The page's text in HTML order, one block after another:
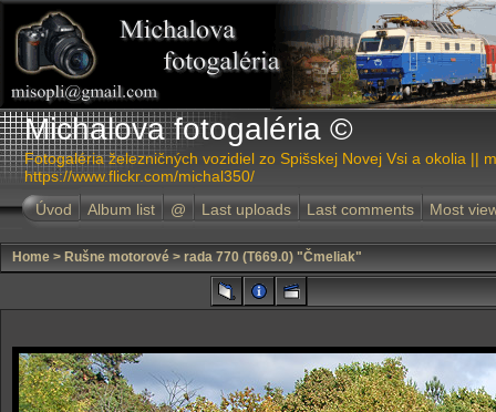
Michalova fotogaléria ©
Fotogaléria železničných vozidiel zo Spišskej Novej Vsi a okolia ||
https://www.flickr.com/michal350/
Úvod
Album list @ Last uploads Last comments Most
Home > Rušne motorové > rada 770 (T669.0) "Čmeliak"